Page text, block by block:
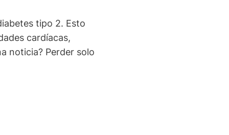
tipo 2. Esto
cardíacas,
noticia? Perder solo